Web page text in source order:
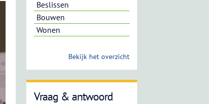
Beslissen
Bouwen
Wonen
Bekijk het overzicht
Vraag & antwoord